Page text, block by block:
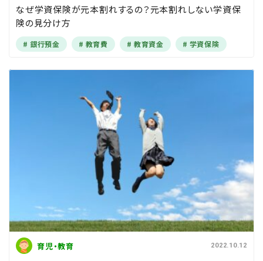
なぜ学資保険が元本割れするの？元本割れしない学資保
険の見分け方
銀行預金 教育費 教育資金 学資保険
育児・教育 2022.10.12